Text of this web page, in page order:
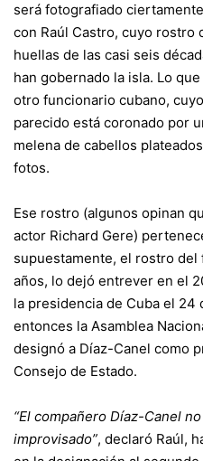
será fotografiado
con Raúl Castro, cuyo rostro
huellas de las casi seis
han gobernado la isla. Lo
otro funcionario cubano,
parecido está coronado por
melena de cabellos
fotos.
Ese rostro (algunos opinan
actor Richard Gere)
supuestamente, el rostro del
años, lo dejó entrever en el
la presidencia de Cuba el 24
entonces la Asamblea
designó a Díaz-Canel como
Consejo de Estado.
“El compañero Díaz-Canel
improvisado”, declaró Raúl,